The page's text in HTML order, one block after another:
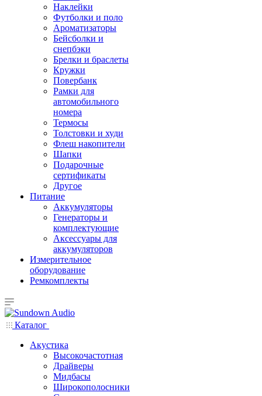
Наклейки
Футболки и поло
Ароматизаторы
Бейсболки и
снепбэки
Брелки и браслеты
Кружки
Повербанк
Рамки для
автомобильного
номера
Термосы
Толстовки и худи
Флеш накопители
Шапки
Подарочные
сертификаты
Другое
Питание
Аккумуляторы
Генераторы и
комплектующие
Аксессуары для
аккумуляторов
Измерительное
оборудование
Ремкомплекты
Каталог
Акустика
Высокочастотная
Драйверы
Мидбасы
Широкополосники